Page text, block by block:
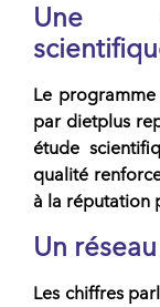
Une
Le
par dietplus
étude
qualité
à la réputation
Un
Les chiffres